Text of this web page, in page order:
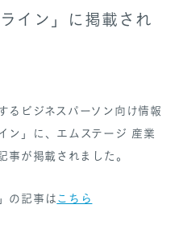
イン」に掲載され
るビジネスパーソン向け情報
ン」に、エムステージ 産業
が掲載されました。
の記事はこちら